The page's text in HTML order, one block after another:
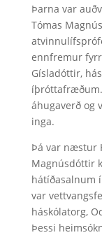
Þarna var
Tómas
ennfremur
Gísladóttir,
áhugaverð og
inga.
Þá var næstur
Magnúsdóttir
hátíðasalnum
var
háskólatorg,
Þessi